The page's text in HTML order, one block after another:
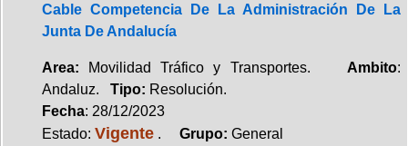
Cable Competencia De La Administración De La
Junta De Andalucía
Area: Movilidad Tráfico y Transportes. Ambito:
Andaluz. Tipo: Resolución.
Fecha: 28/12/2023
Estado: Vigente . Grupo: General